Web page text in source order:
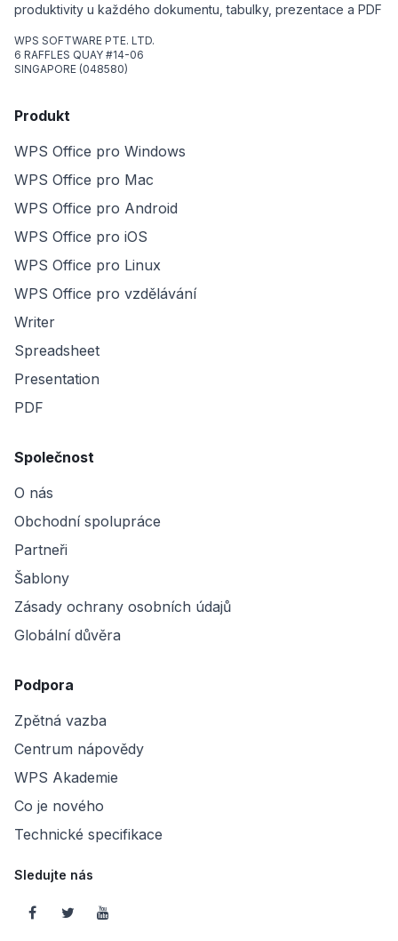
produktivity u každého dokumentu, tabulky, prezentace a PDF
WPS SOFTWARE PTE. LTD.
6 RAFFLES QUAY #14-06
SINGAPORE (048580)
Produkt
WPS Office pro Windows
WPS Office pro Mac
WPS Office pro Android
WPS Office pro iOS
WPS Office pro Linux
WPS Office pro vzdělávání
Writer
Spreadsheet
Presentation
PDF
Společnost
O nás
Obchodní spolupráce
Partneři
Šablony
Zásady ochrany osobních údajů
Globální důvěra
Podpora
Zpětná vazba
Centrum nápovědy
WPS Akademie
Co je nového
Technické specifikace
Sledujte nás